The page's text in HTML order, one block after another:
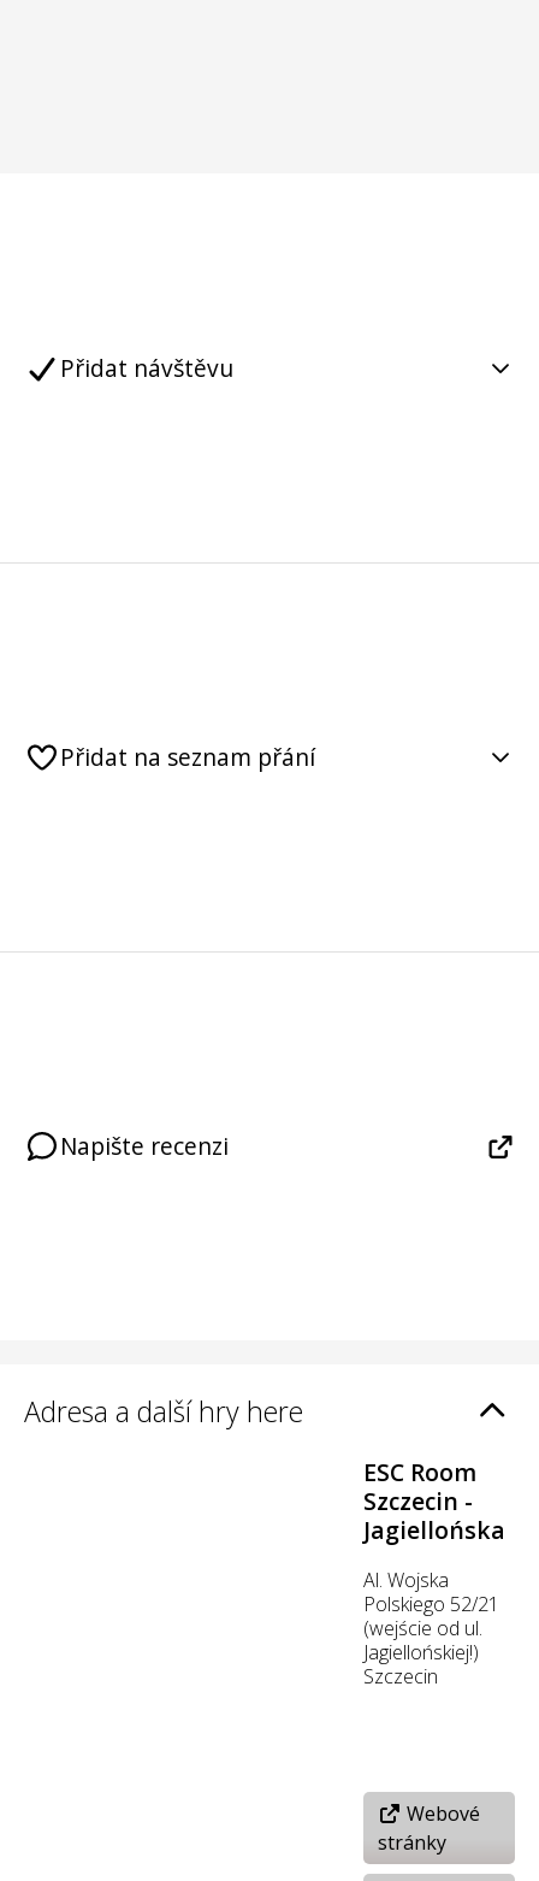
Přidat návštěvu
Přidat na seznam přání
Napište recenzi
Adresa a další hry here
ESC Room
Szczecin -
Jagiellońska
Al. Wojska
Polskiego 52/21
(wejście od ul.
Jagiellońskiej!)
Szczecin
Webové
stránky